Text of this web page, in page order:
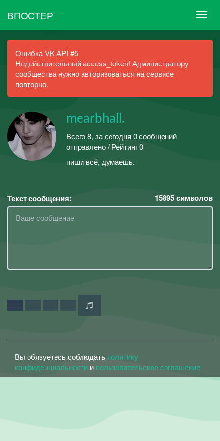
ВПОСТЕР
Ошибка VK API #5
Недействительный access_token! Администратору
сообщества нужно авторизоваться на сервисе
повторно.
mearbhall.
Всего 8, за сегодня 0 сообщений
отправлено / Рейтинг 0
пиши всё, думаешь.
Текст сообщения: 15895символов
Вы обязуетесь соблюдать политику
конфиденциальности и пользовательское соглашение